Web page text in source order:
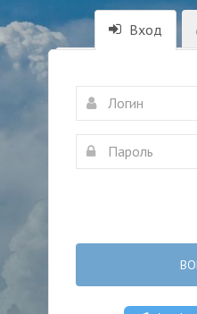
Вход